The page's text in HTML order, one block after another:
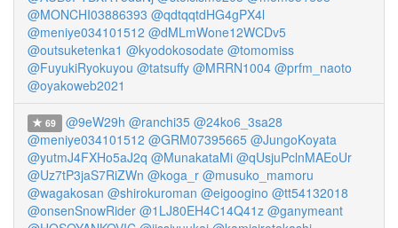
@MONCHI03886393 @qdtqqtdHG4gPX4l
@meniye034101512 @dMLmWone12WCDv5
@outsuketenka1 @kyodokosodate @tomomiss
@FuyukiRyokuyou @tatsuffy @MRRN1004 @prfm_naoto
@oyakoweb2021
69 @9eW29h @ranchi35 @24ko6_3sa28
@meniye034101512 @GRM07395665 @JungoKoyata
@yutmJ4FXHo5aJ2q @MunakataMi @qUsjuPclnMAEoUr
@Uz7tP3jaS7RiZWn @koga_r @musuko_mamoru
@wagakosan @shirokuroman @eigoogino @tt54132018
@onsenSnowRider @1LJ80EH4C14Q41z @ganymeant